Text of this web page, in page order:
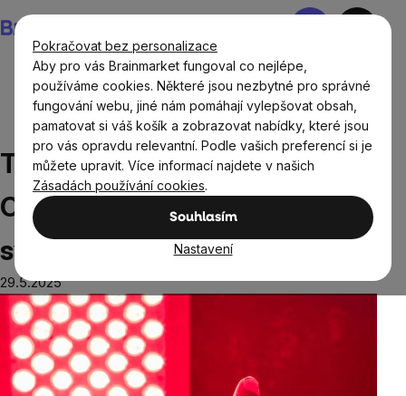
Pokračovat bez personalizace
Aby pro vás Brainmarket fungoval co nejlépe,
používáme cookies. Některé jsou nezbytné pro správné
fungování webu, jiné nám pomáhají vylepšovat obsah,
pamatovat si váš košík a zobrazovat nabídky, které jsou
pro vás opravdu relevantní. Podle vašich preferencí si je
můžete upravit. Více informací najdete v našich
Zásadách používání cookies.
Souhlasím
Nastavení
na
obsah
Nákupní
Blog Zdraví
Terapie červeným světlem: Od péče o
pleť po regeneraci svalů
Terapie červeným světlem:
Od péče o pleť po regeneraci
svalů
29.5.2025